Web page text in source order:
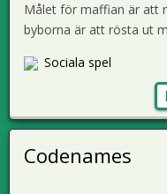
Målet för maffian är att
byborna är att rösta ut
Sociala spel
Codenames